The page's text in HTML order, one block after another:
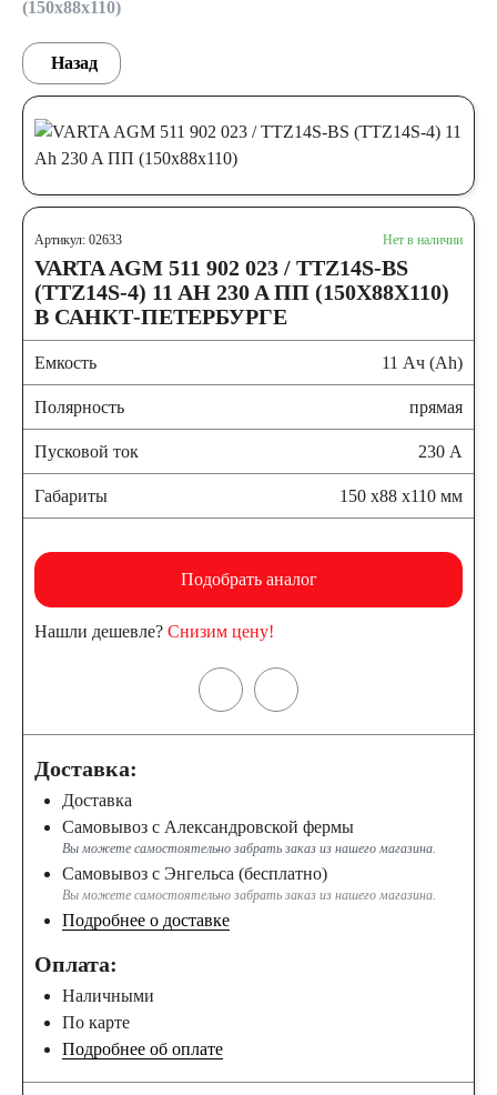
(150x88x110)
Назад
Артикул: 02633 Нет в наличии
VARTA AGM 511 902 023 / TTZ14S-BS
(TTZ14S-4) 11 AH 230 A ПП (150X88X110)
В САНКТ-ПЕТЕРБУРГЕ
Емкость 11 Ач (Ah)
Полярность прямая
Пусковой ток 230 А
Габариты 150 x88 x110 мм
Подобрать аналог
Нашли дешевле? Снизим цену!
Доставка:
Доставка
Самовывоз с Александровской фермы
Вы можете самостоятельно забрать заказ из нашего магазина.
Самовывоз с Энгельса (бесплатно)
Вы можете самостоятельно забрать заказ из нашего магазина.
Подробнее о доставке
Оплата:
Наличными
По карте
Подробнее об оплате